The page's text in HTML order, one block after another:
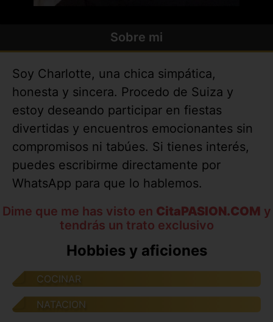
Sobre mi
Soy Charlotte, una chica simpática,
honesta y sincera. Procedo de Suiza y
estoy deseando participar en fiestas
divertidas y encuentros emocionantes sin
compromisos ni tabúes. Si tienes interés,
puedes escribirme directamente por
WhatsApp para que lo hablemos.
Dime que me has visto en CitaPASION.COM y
tendrás un trato exclusivo
Hobbies y aficiones
COCINAR
NATACION